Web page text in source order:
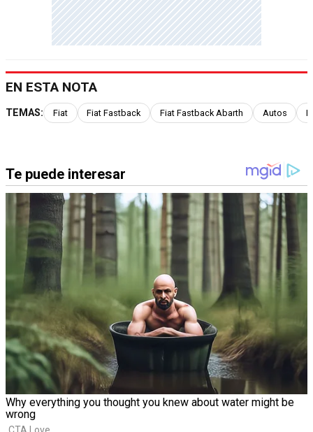
EN ESTA NOTA
TEMAS: Fiat Fiat Fastback Fiat Fastback Abarth Autos